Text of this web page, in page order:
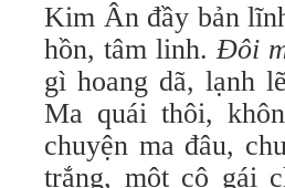
Kim Ân đầy bản
hồn, tâm linh.Đôi
gì hoang dã, lạnh
Ma quái thôi,
chuyện ma đâu,
trắng, một cô gái